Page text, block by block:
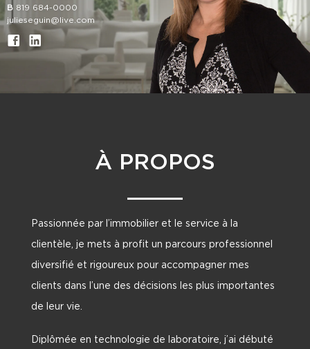
B 819 684-0000
julieseguin@live.com
À PROPOS
Passionnée par l’immobilier et le service à la
clientèle, je mets à profit un parcours professionnel
diversifié et rigoureux pour accompagner mes
clients dans l’une des décisions les plus importantes
de leur vie.
Diplômée en technologie de laboratoire, j’ai débuté